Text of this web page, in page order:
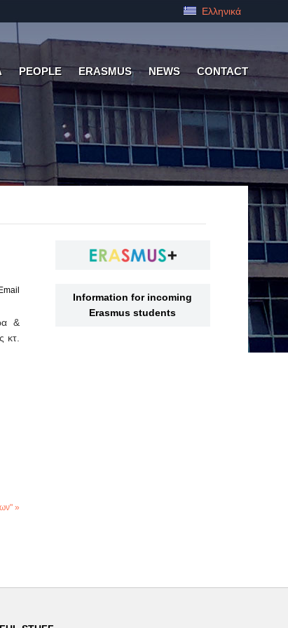
Ελληνικά
PEOPLE ERASMUS NEWS CONTACT
Email
&
κτ.
»
Information for incoming
Erasmus students